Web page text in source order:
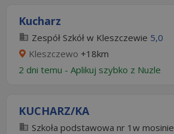
Kucharz
Zespół Szkół w Kleszczewie 5,0
Kleszczewo +18km
2 dni temu - Aplikuj szybko z Nuzle
KUCHARZ/KA
Szkoła podstawowa nr 1w mosinie